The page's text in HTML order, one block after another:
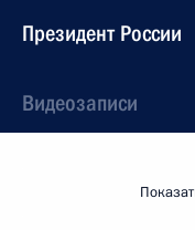
Президент России
Видеозаписи